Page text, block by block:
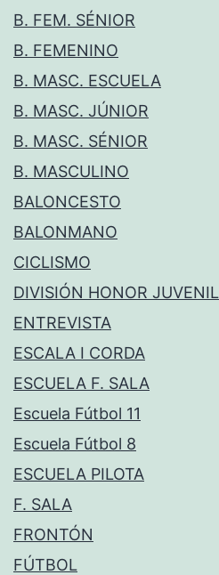
B. FEM. SÉNIOR
B. FEMENINO
B. MASC. ESCUELA
B. MASC. JÚNIOR
B. MASC. SÉNIOR
B. MASCULINO
BALONCESTO
BALONMANO
CICLISMO
DIVISIÓN HONOR JUVENIL
ENTREVISTA
ESCALA I CORDA
ESCUELA F. SALA
Escuela Fútbol 11
Escuela Fútbol 8
ESCUELA PILOTA
F. SALA
FRONTÓN
FÚTBOL